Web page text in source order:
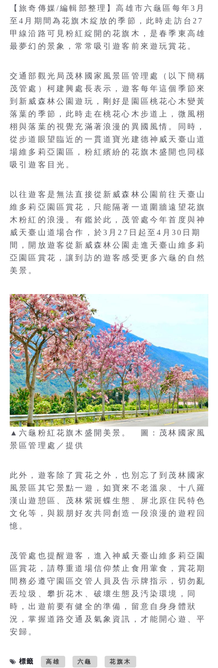
【旅奇傳媒/編輯部整理】高雄市六龜區每年3月
至4月期間為花旗木綻放的季節，此時走訪台27
甲線沿路可見粉紅綻開的花旗木，是春季東高雄
最夢幻的景象，常常吸引遊客前來遊玩賞花。
交通部觀光局茂林國家風景區管理處（以下簡稱
茂管處）柯建興處長表示，遊客每年這個季節來
到新威森林公園遊玩，剛好是園區桃花心木變黃
落葉的季節，此時走在桃花心木步道上，微風栩
栩與落葉的視覺充滿著浪漫的異國風情。同時，
從步道眼望臨近的一貫道寶光建德神威天臺山道
場維多莉亞園區，粉紅繽紛的花旗木盛開也同樣
吸引遊客目光。
以往遊客是無法直接從新威森林公園前往天臺山
維多莉亞園區賞花，只能隔著一道圍牆遠望花旗
木粉紅的浪漫。有鑑於此，茂管處今年首度與神
威天臺山道場合作，於3月27日起至4月30日期
間，開放遊客從新威森林公園走進天臺山維多莉
亞園區賞花，讓到訪的遊客感受更多六龜的自然
美景。
▲六龜粉紅花旗木盛開美景。 圖：茂林國家風
景區管理處／提供
此外，遊客除了賞花之外，也別忘了到茂林國家
風景區其它景點一遊，如寶來不老溫泉、十八羅
漢山遊憩區、茂林紫斑蝶生態、屏北原住民特色
文化等，與親朋好友共同創造一段浪漫的遊程回
憶。
茂管處也提醒遊客，進入神威天臺山維多莉亞園
區賞花，請尊重道場信仰禁止食用葷食，賞花期
間務必遵守園區交管人員及告示牌指示，切勿亂
丟垃圾、攀折花木、破壞生態及汚染環境，同
時，出遊前要有健全的準備，留意自身身體狀
況，掌握道路交通及氣象資訊，才能開心遊、平
安歸。
標籤 高雄 六龜 花旗木